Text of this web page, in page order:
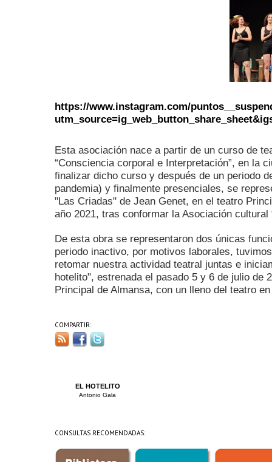
https://www.instagram.com/
Esta asociación nace a partir de un curso de
“Consciencia corporal e Interpretación”, en la
finalizar dicho curso y después de un periodo
pandemia) y finalmente presenciales, se
"Las Criadas" de Jean Genet, en el teatro
año 2021, tras conformar la Asociación cultural
De esta obra se representaron dos únicas
periodo inactivo, por motivos laborales,
retomar nuestra actividad teatral juntas e
hotelito", estrenada el pasado 5 y 6 de julio de
Principal de Almansa, con un lleno del teatro
COMPARTIR:
EL HOTELITO
Antonio Gala
CONSULTAS RECOMENDADAS: